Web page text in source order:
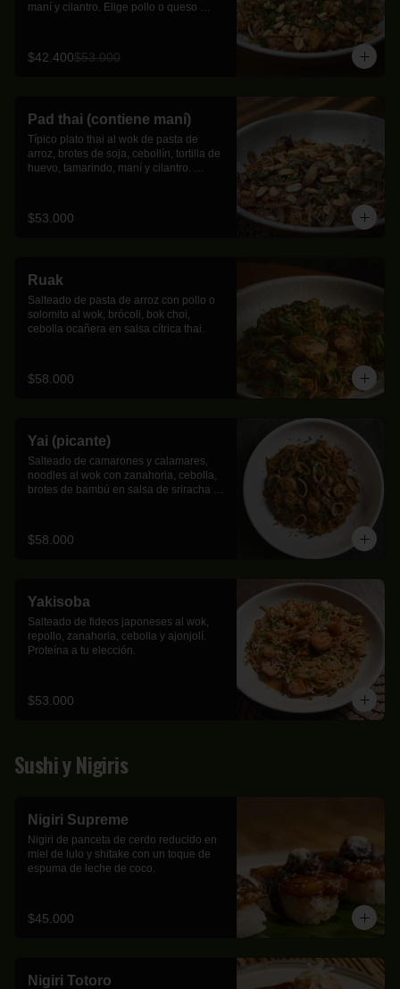
maní y cilantro. Elige pollo o queso
$42.400$53.000
Pad thai (contiene maní)
Típico plato thai al wok de pasta de
arroz, brotes de soja, cebollín, tortilla de
huevo, tamarindo, maní y cilantro.
$53.000
Ruak
Salteado de pasta de arroz con pollo o
solomito al wok, brócoli, bok choi,
cebolla ocañera en salsa cítrica thai.
$58.000
Yai (picante)
Salteado de camarones y calamares,
noodles al wok con zanahoria, cebolla,
brotes de bambú en salsa de sriracha y
$58.000
Yakisoba
Salteado de fideos japoneses al wok,
repollo, zanahoria, cebolla y ajonjolí.
Proteína a tu elección.
$53.000
Sushi y Nigiris
Nigiri Supreme
Nigiri de panceta de cerdo reducido en
miel de lulo y shitake con un toque de
espuma de leche de coco.
$45.000
Nigiri Totoro